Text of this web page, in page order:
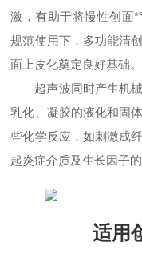
激，有助于将慢性创面
规范使用下，多功能清
面上皮化奠定良好基础。
超声波同时产生机
乳化、凝胶的液化和固
些化学反应，如刺激成
起炎症介质及生长因子的
适用